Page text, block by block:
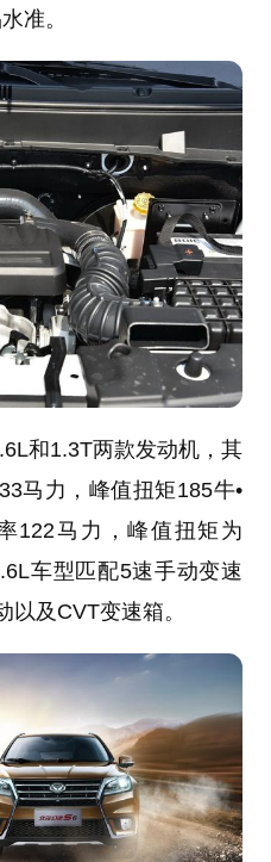
准。
和1.3T两款发动机，其
马力，峰值扭矩185牛•
122马力，峰值扭矩为
车型匹配5速手动变速
及CVT变速箱。